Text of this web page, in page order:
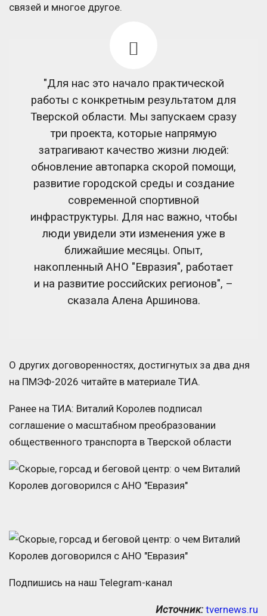
связей и многое другое.
"Для нас это начало практической
работы с конкретным результатом для
Тверской области. Мы запускаем сразу
три проекта, которые напрямую
затрагивают качество жизни людей:
обновление автопарка скорой помощи,
развитие городской среды и создание
современной спортивной
инфраструктуры. Для нас важно, чтобы
люди увидели эти изменения уже в
ближайшие месяцы. Опыт,
накопленный АНО "Евразия", работает
и на развитие российских регионов", –
сказала Алена Аршинова.
О других договоренностях, достигнутых за два дня
на ПМЭФ-2026 читайте в материале ТИА.
Ранее на ТИА: Виталий Королев подписал
соглашение о масштабном преобразовании
общественного транспорта в Тверской области
Подпишись на наш Telegram-канал
Источник: tvernews.ru